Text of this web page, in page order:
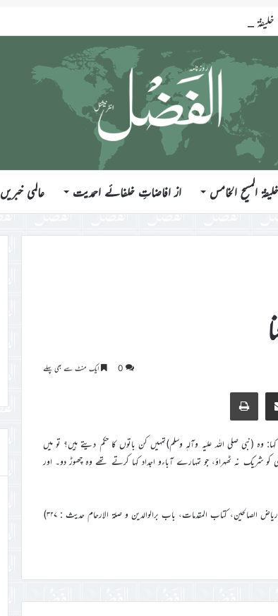
الخامس ایّدہ اللہ تعالیٰ بنصرہ العزیز فرمودہ 17؍جولائی 2026ء
المسیح الخامس از افاضاتِ خلفائے احمدیت عالمی خبریں
0 ایک منٹ سے بھی پہلے
Share via Email
Print
صلی اللہ عليہ وآلہٖ وسلم)تمہیں کن باتوں کا حکم دیتے ہیں؟ تو میں
شریک نہ ٹھہراؤ، جو تمہارے آباءو اجداد کہا کرتے تھے وہ چھوڑ دو۔ اور
الصالحین، کتاب المقدمات، باب برالوالدین و صلۃ الارحام حدیث : ۳۲۷)